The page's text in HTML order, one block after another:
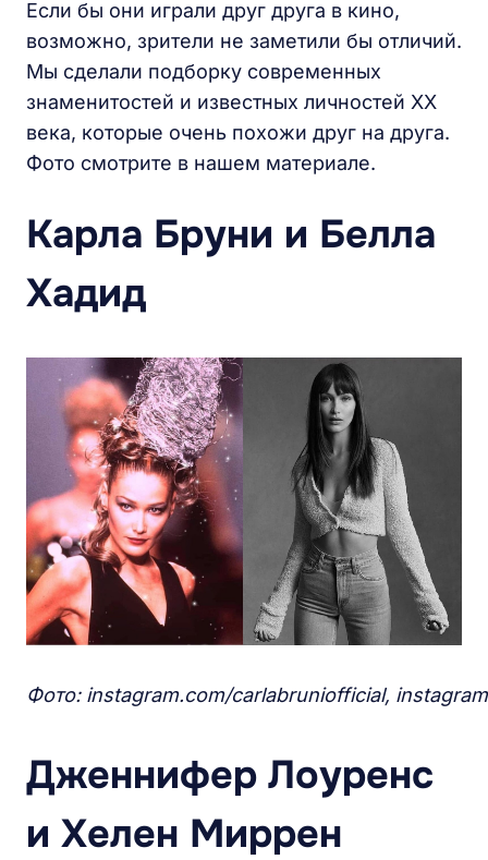
Если бы они играли друг друга в кино,
возможно, зрители не заметили бы отличий.
Мы сделали подборку современных
знаменитостей и известных личностей XX
века, которые очень похожи друг на друга.
Фото смотрите в нашем материале.
Карла Бруни и Белла
Хадид
Фото: instagram.com/carlabruniofficial,
Дженнифер Лоуренс
и Хелен Миррен